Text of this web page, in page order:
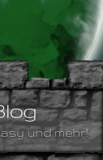
und mehr!